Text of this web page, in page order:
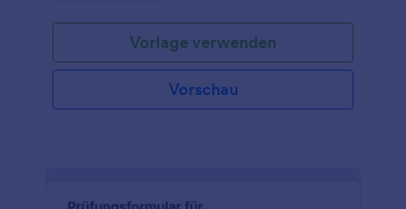
Vorlage verwenden
Vorschau